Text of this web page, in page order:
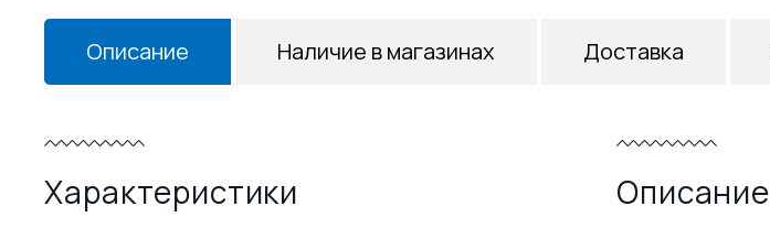
Описание
Характеристики Описание
Наличие в магазинах Доставка